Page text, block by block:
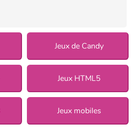
Jeux de Candy
Jeux HTML5
Jeux mobiles